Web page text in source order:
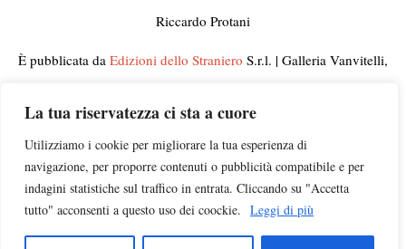
La tua riservatezza ci sta a cuore
Utilizziamo i cookie per migliorare la tua esperienza di
navigazione, per proporre contenuti o pubblicità compatibile e per
indagini statistiche sul traffico in entrata. Cliccando su "Accetta
tutto" acconsenti a questo uso dei coockie. Leggi di più
Riccardo Protani
È pubblicata da Edizioni dello Straniero S.r.l. | Galleria Vanvitelli,
© 2023 Tutti i diritti riservati | Per informazioni, rettifiche,
segnalazioni e pubblicità visitate la paginaContatti
Campagna di ascoltoinsegnanti | Chi siamo|Privacy